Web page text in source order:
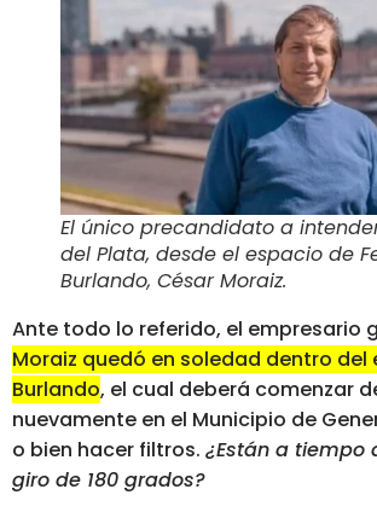
El único precandidato a
del Plata, desde el espacio de
Burlando, César Moraiz.
Ante todo lo referido, el empresario
Moraiz quedó en soledad dentro del
Burlando, el cual deberá comenzar
nuevamente en el Municipio de
o bien hacer filtros. ¿Están a tiempo
giro de 180 grados?